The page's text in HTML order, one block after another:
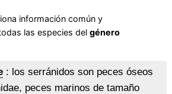
información común y
las especies del género
: los serránidos son peces óseos
peces marinos de tamaño